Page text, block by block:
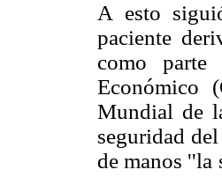
A esto
paciente
como
Económico
Mundial de
seguridad
de manos ''la